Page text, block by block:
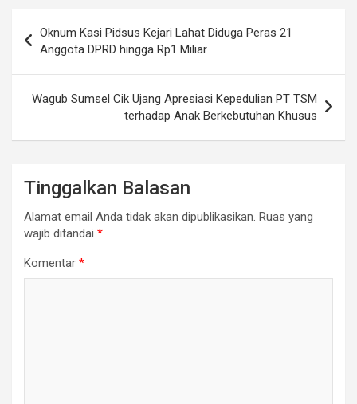
pos
Oknum Kasi Pidsus Kejari Lahat Diduga Peras 21
Anggota DPRD hingga Rp1 Miliar
Wagub Sumsel Cik Ujang Apresiasi Kepedulian PT TSM
terhadap Anak Berkebutuhan Khusus
Tinggalkan Balasan
Alamat email Anda tidak akan dipublikasikan. Ruas yang
wajib ditandai *
Komentar *